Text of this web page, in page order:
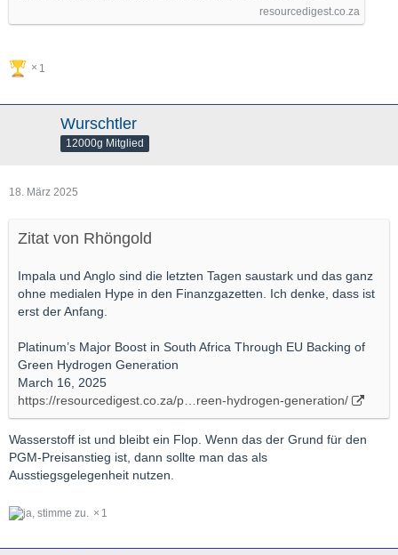
resourcedigest.co.za
1
Wurschtler
12000g Mitglied
18. März 2025
Zitat von Rhöngold
Impala und Anglo sind die letzten Tagen saustark und das ganz
ohne medialen Hype in den Finanzgazetten. Ich denke, dass ist
erst der Anfang.
Platinum’s Major Boost in South Africa Through EU Backing of
Green Hydrogen Generation
March 16, 2025
https://resourcedigest.co.za/p…reen-hydrogen-generation/
Wasserstoff ist und bleibt ein Flop. Wenn das der Grund für den
PGM-Preisanstieg ist, dann sollte man das als
Ausstiegsgelegenheit nutzen.
1